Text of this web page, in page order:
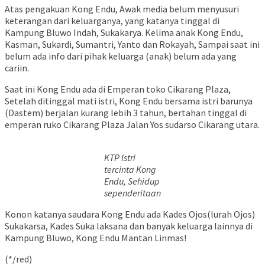
Atas pengakuan Kong Endu, Awak media belum menyusuri
keterangan dari keluarganya, yang katanya tinggal di
Kampung Bluwo Indah, Sukakarya. Kelima anak Kong Endu,
Kasman, Sukardi, Sumantri, Yanto dan Rokayah, Sampai saat ini
belum ada info dari pihak keluarga (anak) belum ada yang
cariin.
Saat ini Kong Endu ada di Emperan toko Cikarang Plaza,
Setelah ditinggal mati istri, Kong Endu bersama istri barunya
(Dastem) berjalan kurang lebih 3 tahun, bertahan tinggal di
emperan ruko Cikarang Plaza Jalan Yos sudarso Cikarang utara.
KTP Istri
tercinta Kong
Endu, Sehidup
sependeritaan
Konon katanya saudara Kong Endu ada Kades Ojos(lurah Ojos)
Sukakarsa, Kades Suka laksana dan banyak keluarga lainnya di
Kampung Bluwo, Kong Endu Mantan Linmas!
(*/red)